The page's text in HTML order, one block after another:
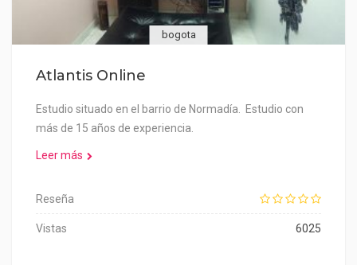
bogota
Atlantis Online
Estudio situado en el barrio de Normadía. Estudio con
más de 15 años de experiencia.
Leer más
Reseña
Vistas 6025